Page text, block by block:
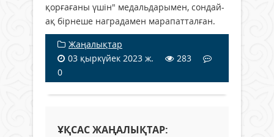
қорғағаны үшін" медальдарымен, сондай-
ақ бірнеше наградамен марапатталған.
Жаңалықтар
03 қыркүйек 2023 ж.
283
0
ҰҚСАС ЖАҢАЛЫҚТАР: